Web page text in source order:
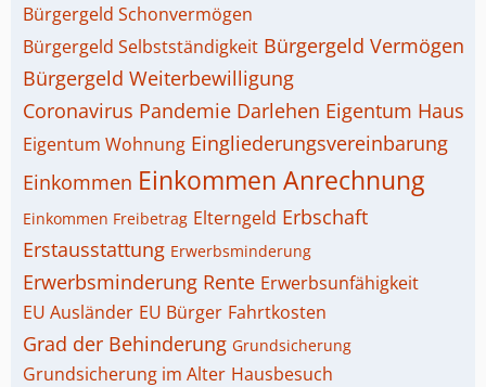
Bürgergeld Schonvermögen
Bürgergeld Selbstständigkeit Bürgergeld Vermögen
Bürgergeld Weiterbewilligung
Coronavirus Pandemie Darlehen Eigentum Haus
Eigentum Wohnung Eingliederungsvereinbarung
Einkommen Einkommen Anrechnung
Einkommen Freibetrag Elterngeld Erbschaft
Erstausstattung Erwerbsminderung
Erwerbsminderung Rente Erwerbsunfähigkeit
EU Ausländer EU Bürger Fahrtkosten
Grad der Behinderung Grundsicherung
Grundsicherung im Alter Hausbesuch